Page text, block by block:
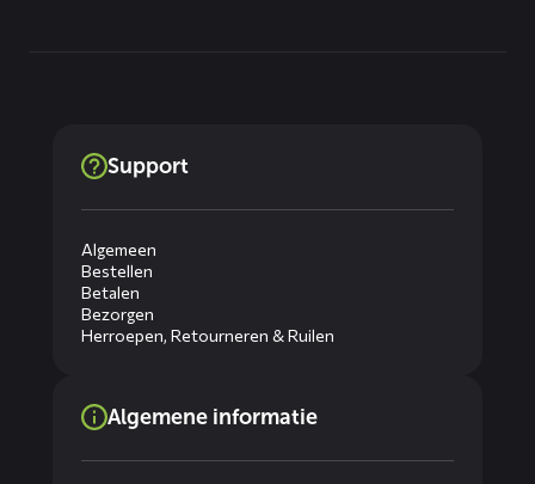
Support
Algemeen
Bestellen
Betalen
Bezorgen
Herroepen, Retourneren & Ruilen
Algemene informatie